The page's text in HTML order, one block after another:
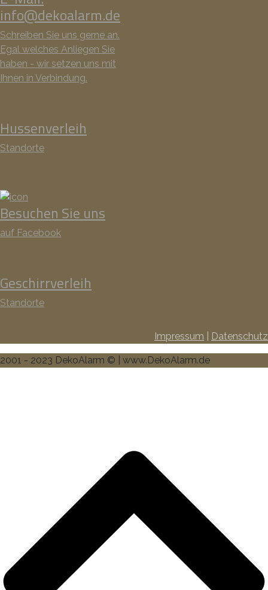
info@dekoalarm.de
Schreiben Sie uns gerne an.
Egal welches Anliegen Sie
haben - wir setzen uns mit
Ihnen in Verbindung.
Hussenverleih
Standorte
Besuchen Sie uns
auf Facebook
Geschirrverleih
Standorte
Impressum Datenschutz
2001 - 2023 DekoAlarm © | www.DekoAlarm.de